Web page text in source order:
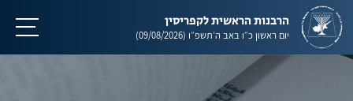
הרבנות הראשית לקפריסין
יום ראשוןכ״ו באב ה׳תשפ״ו (09/08/2026) תפריט